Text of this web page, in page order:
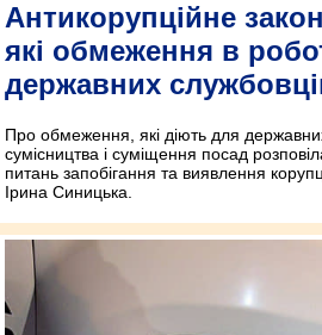
Антикорупційне
які обмеження в
державних
Про обмеження, які діють для
сумісництва і суміщення посад
питань запобігання та виявлення
Ірина Синицька.